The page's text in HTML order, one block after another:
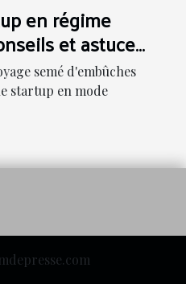
en régime
et astuces
semé d'embûches
startup en mode